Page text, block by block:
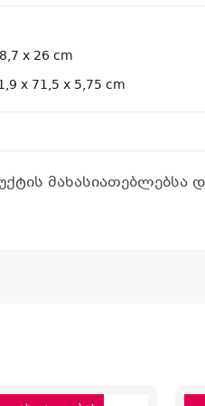
x 26 cm
x 71,5 x 5,75 cm
მახასიათებლებსა